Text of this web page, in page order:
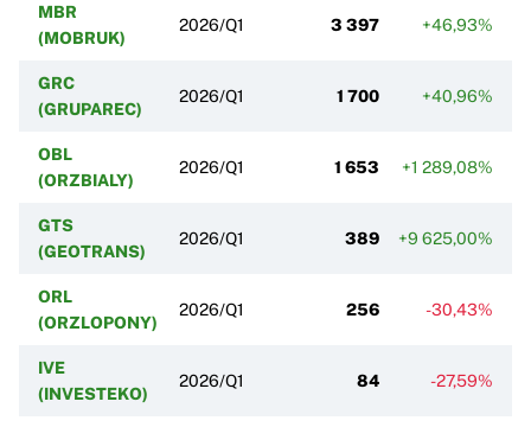
MBR
(MOBRUK)
2026/Q1 3 397 +46,93%
GRC
(GRUPAREC)
2026/Q1 1 700 +40,96%
OBL
(ORZBIALY)
2026/Q1 1 653 +1 289,08%
GTS
(GEOTRANS)
2026/Q1 389 +9 625,00%
ORL
(ORZLOPONY)
2026/Q1 256 -30,43%
IVE
(INVESTEKO)
2026/Q1 84 -27,59%